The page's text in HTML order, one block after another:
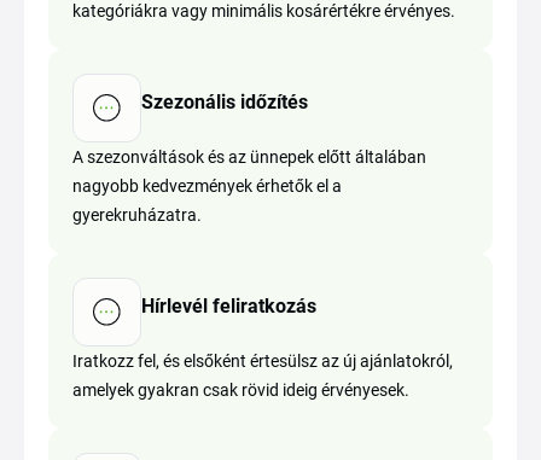
kategóriákra vagy minimális kosárértékre érvényes.
Szezonális időzítés
A szezonváltások és az ünnepek előtt általában
nagyobb kedvezmények érhetők el a
gyerekruházatra.
Hírlevél feliratkozás
Iratkozz fel, és elsőként értesülsz az új ajánlatokról,
amelyek gyakran csak rövid ideig érvényesek.